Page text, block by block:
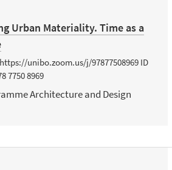
Urban Materiality. Time as a
unibo.zoom.us/j/97877508969 ID
7750 8969
Architecture and Design